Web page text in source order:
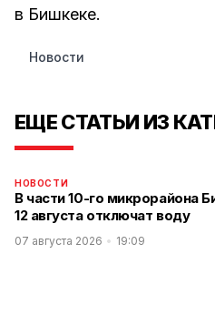
в Бишкеке.
Новости
ЕЩЕ СТАТЬИ ИЗ
НОВОСТИ
В части 10-го микрорайона
12 августа отключат воду
07 августа 2026 19:09